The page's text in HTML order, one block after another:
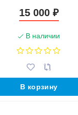
15 000 ₽
В наличии
В корзину